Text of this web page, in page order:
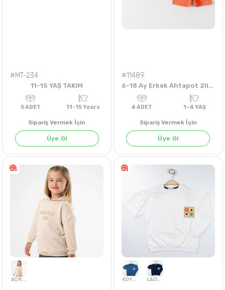
5-8 Years
#MT-234
11-15 YAŞ TAKIM
5ADET 11-15 Years
Sipariş Vermek İçin
Üye Ol
#11489
6-18 Ay Erkek Ahtapot 2li Takım
4ADET 1-4
Sipariş Vermek İçin
Üye Ol